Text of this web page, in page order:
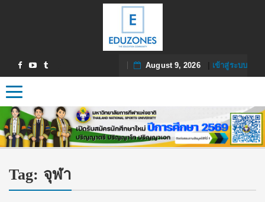
August 9, 2026| เข้าสู่ระบบ
Toggle navigation
Tag: จุฬา